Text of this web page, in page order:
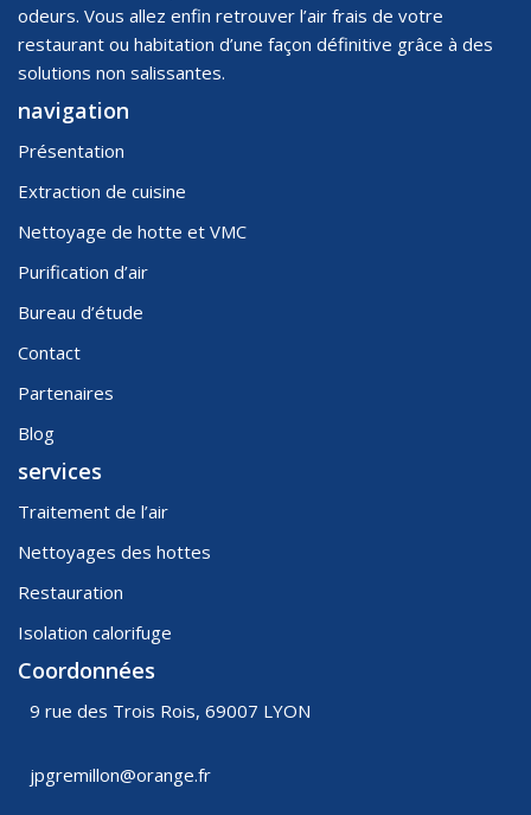
odeurs. Vous allez enfin retrouver l’air frais de votre
restaurant ou habitation d’une façon définitive grâce à des
solutions non salissantes.
navigation
Présentation
Extraction de cuisine
Nettoyage de hotte et VMC
Purification d’air
Bureau d’étude
Contact
Partenaires
Blog
services
Traitement de l’air
Nettoyages des hottes
Restauration
Isolation calorifuge
Coordonnées
9 rue des Trois Rois, 69007 LYON
jpgremillon@orange.fr